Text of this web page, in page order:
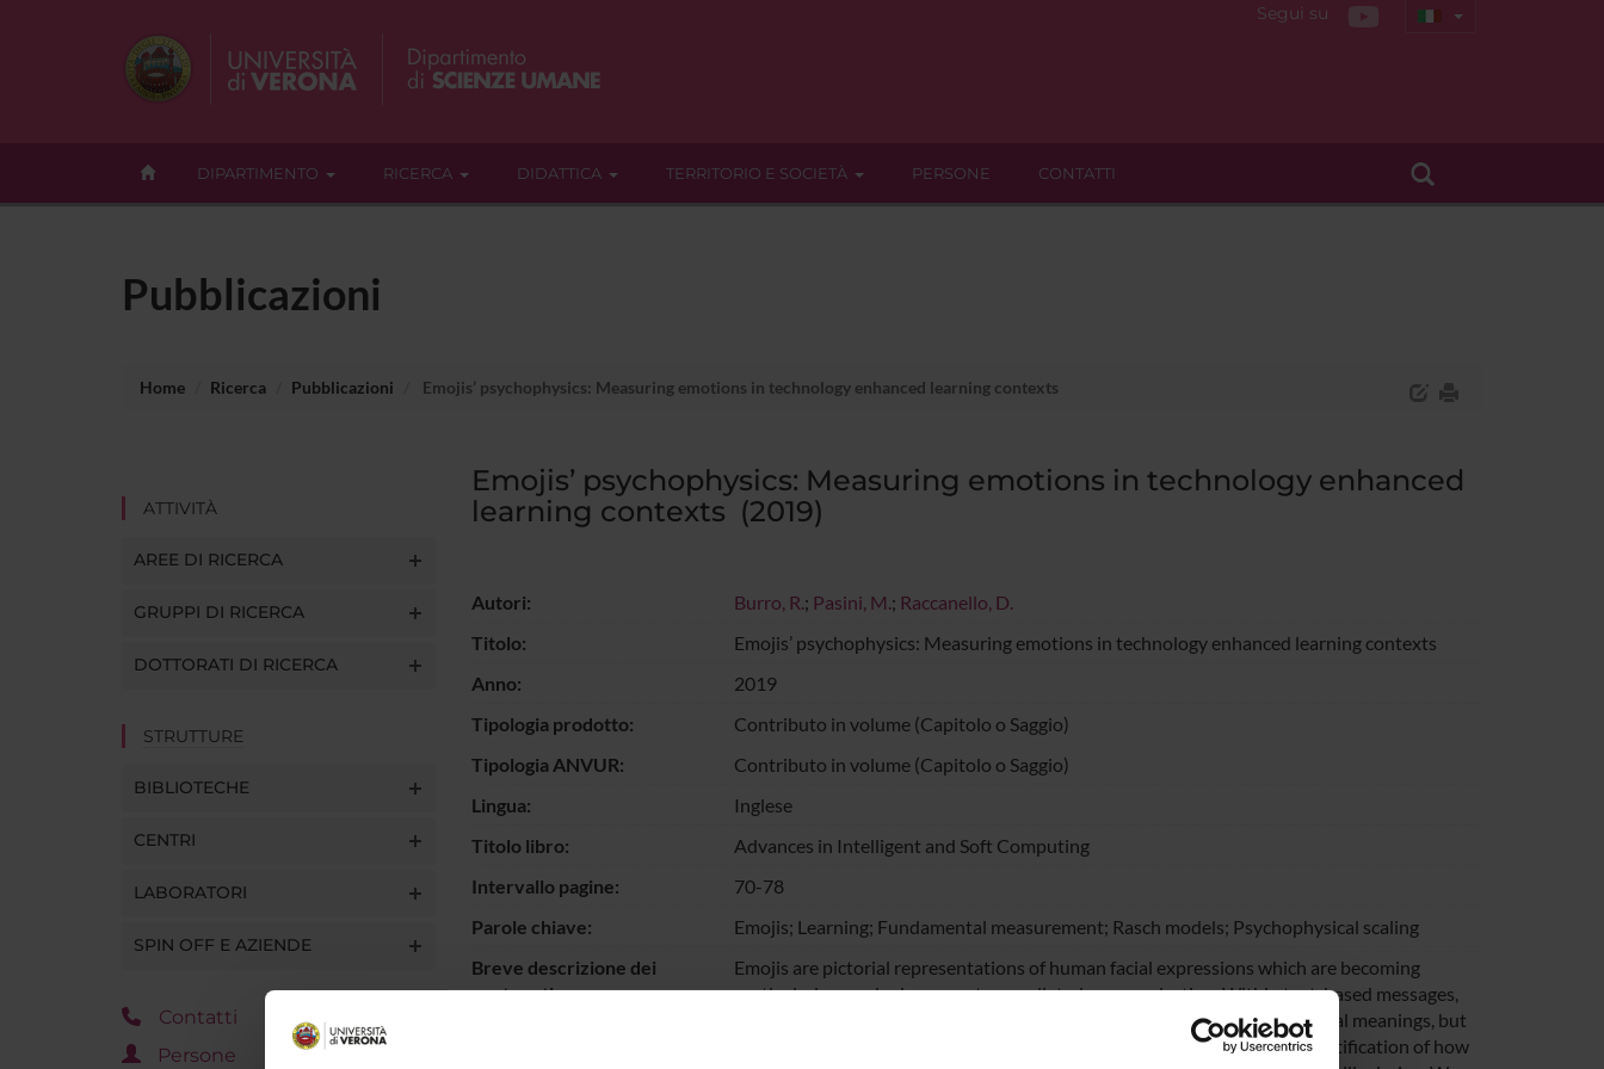
Segui su
DIPARTIMENTO RICERCA DIDATTICA TERRITORIO E SOCIETÀ PERSONE CONTATTI
Pubblicazioni
Home Ricerca Pubblicazioni Emojis’ psychophysics: Measuring emotions in technology enhanced learning contexts
ATTIVITÀ
AREE DI RICERCA
GRUPPI DI RICERCA
DOTTORATI DI RICERCA
STRUTTURE
BIBLIOTECHE
CENTRI
LABORATORI
SPIN OFF E AZIENDE
Contatti
Persone
Emojis’ psychophysics: Measuring emotions in technology enhanced
learning contexts (2019)
Autori: Burro, R.; Pasini, M.; Raccanello, D.
Titolo:
Emojis’ psychophysics: Measuring emotions in technology enhanced learning contexts
Anno:
2019
Tipologia prodotto:
Contributo in volume (Capitolo o Saggio)
Tipologia ANVUR:
Contributo in volume (Capitolo o Saggio)
Lingua:
Inglese
Titolo libro:
Advances in Intelligent and Soft Computing
Intervallo pagine:
70-78
Parole chiave:
Emojis; Learning; Fundamental measurement; Rasch models; Psychophysical scaling
Breve descrizione dei
contenuti:
Emojis are pictorial representations of human facial expressions which are becoming
particularly popular in computer-mediated communication. Within text-based messages,
they function as surrogates of real nonverbal elements to convey emotional meanings, but
in absence of a verbal label they can re-sult ambiguous. In addition, a quantification of how